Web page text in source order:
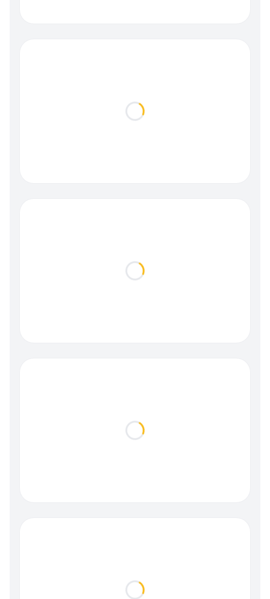
Loading...
Loading...
Loading...
Loading...